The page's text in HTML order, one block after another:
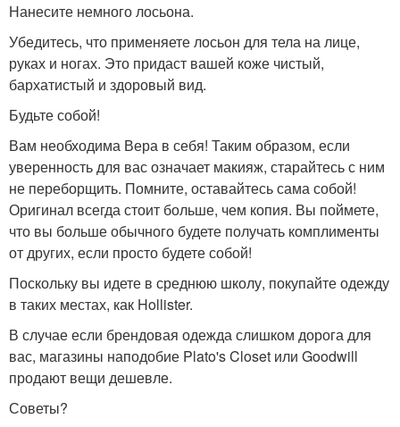
Нанесите немного лосьона.
Убедитесь, что применяете лосьон для тела на лице,
руках и ногах. Это придаст вашей коже чистый,
бархатистый и здоровый вид.
Будьте собой!
Вам необходима Вера в себя! Таким образом, если
уверенность для вас означает макияж, старайтесь с ним
не переборщить. Помните, оставайтесь сама собой!
Оригинал всегда стоит больше, чем копия. Вы поймете,
что вы больше обычного будете получать комплименты
от других, если просто будете собой!
Поскольку вы идете в среднюю школу, покупайте одежду
в таких местах, как Hollister.
В случае если брендовая одежда слишком дорога для
вас, магазины наподобие Plato's Closet или Goodwill
продают вещи дешевле.
Советы?